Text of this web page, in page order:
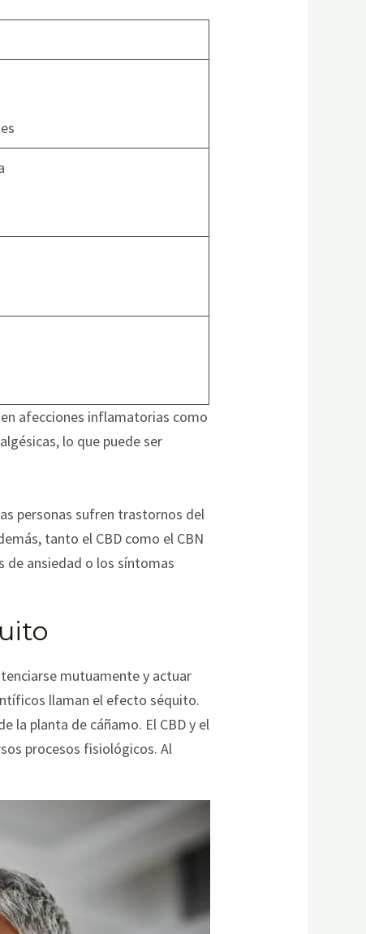
afecciones inflamatorias como
lo que puede ser
personas sufren trastornos del
tanto el CBD como el CBN
de ansiedad o los síntomas
mutuamente y actuar
llaman el efecto séquito.
la planta de cáñamo. El CBD y el
procesos fisiológicos. Al